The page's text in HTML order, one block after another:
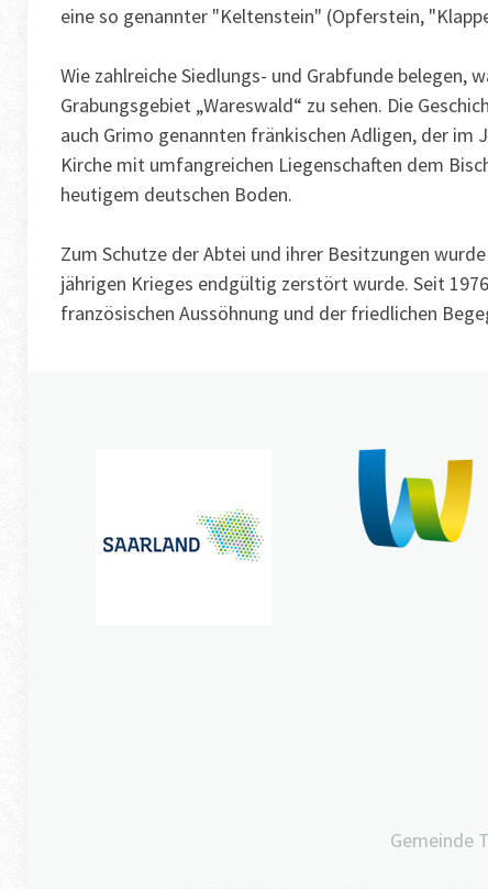
eine so genannter "Keltenstein" (Opferstein,
Wie zahlreiche Siedlungs- und Grabfunde belegen,
Grabungsgebiet „Wareswald“ zu sehen. Die
auch Grimo genannten fränkischen Adligen, der im
Kirche mit umfangreichen Liegenschaften dem
heutigem deutschen Boden.
Zum Schutze der Abtei und ihrer Besitzungen
jährigen Krieges endgültig zerstört wurde. Seit
französischen Aussöhnung und der friedlichen
Gemeinde